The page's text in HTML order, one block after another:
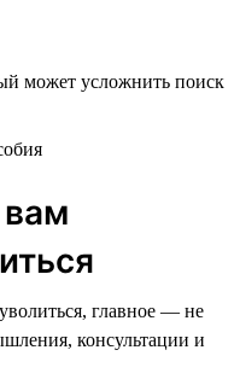
может усложнить поиск
главное — не
консультации и